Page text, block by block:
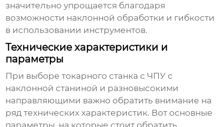
значительно упрощается благодаря
возможности наклонной обработки и гибкости
в использовании инструментов.
Технические характеристики и
параметры
При выборетокарного станка с ЧПУ с
наклонной станиной и разновысокими
направляющими важно обратить внимание на
ряд технических характеристик. Вот основные